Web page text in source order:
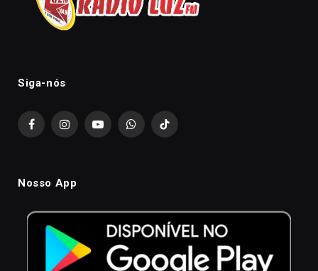
Siga-nós
FacebookInstagramYouTubeWhatsAppTikTok
Nosso App